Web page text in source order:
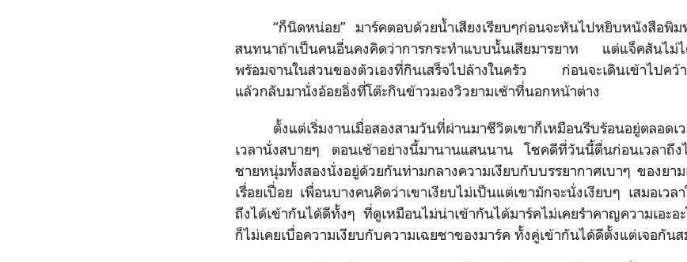
“ก็นิดหน่อย” มาร์คตอบด้วยน้ำเสียงเรียบๆก่อนจะหันไปหยิบหนังสือพิ
สนทนาถ้าเป็นคนอื่นคงคิดว่าการกระทำแบบนั้นเสียมารยาท แต่แจ็คสันไม่ได้
พร้อมจานในส่วนของตัวเองที่กินเสร็จไปล้างในครัว ก่อนจะเดินเข้าไปคว้
แล้วกลับมานั่งอ้อยอิ่งที่โต๊ะกินข้าวมองวิวยามเช้าที่นอกหน้าต่าง
ตั้งแต่เริ่มงานเมื่อสองสามวันที่ผ่านมาชีวิตเขาก็เหมือนรีบร้อนอยู่ตลอดเ
เวลานั่งสบายๆ ตอนเช้าอย่างนี้มานานแสนนาน โชคดีที่วันนี้ตื่นก่อนเวลาถึงไ
ชายหนุ่มทั้งสองนั่งอยู่ด้วยกันท่ามกลางความเงียบกับบรรยากาศเบาๆ ของยา
เรื่อยเปื่อย เพื่อนบางคนคิดว่าเขาเงียบไม่เป็นแต่เขามักจะนั่งเงียบๆ เสมอเว
ถึงได้เข้ากันได้ดีทั้งๆ ที่ดูเหมือนไม่น่าเข้ากันได้มาร์คไม่เคยรำคาญความเอะอ
ก็ไม่เคยเบื่อความเงียบกับความเฉยชาของมาร์ค ทั้งคู่เข้ากันได้ดีตั้งแต่เจอกันส